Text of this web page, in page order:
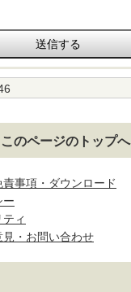
このページのトップへ
事項・ダウンロード
ー
ィ
・お問い合わせ